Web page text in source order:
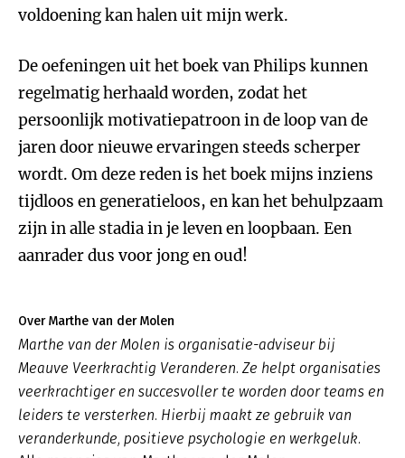
voldoening kan halen uit mijn werk.
De oefeningen uit het boek van Philips kunnen
regelmatig herhaald worden, zodat het
persoonlijk motivatiepatroon in de loop van de
jaren door nieuwe ervaringen steeds scherper
wordt. Om deze reden is het boek mijns inziens
tijdloos en generatieloos, en kan het behulpzaam
zijn in alle stadia in je leven en loopbaan. Een
aanrader dus voor jong en oud!
Over Marthe van der Molen
Marthe van der Molen is organisatie-adviseur bij
Meauve Veerkrachtig Veranderen. Ze helpt organisaties
veerkrachtiger en succesvoller te worden door teams en
leiders te versterken. Hierbij maakt ze gebruik van
veranderkunde, positieve psychologie en werkgeluk.